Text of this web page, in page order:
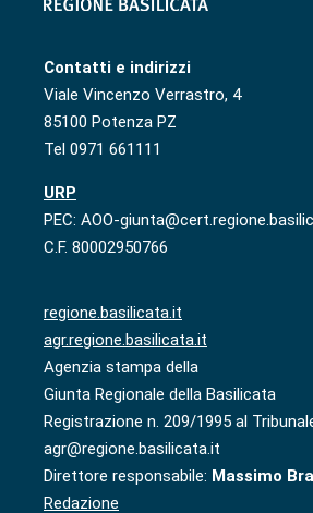
Contatti e indirizzi
Viale Vincenzo Verrastro, 4
85100 Potenza PZ
Tel 0971 661111
URP
PEC: AOO-
C.F. 80002950766
regione.basilicata.it
agr.regione.basilicata.it
Agenzia stampa della
Giunta Regionale della Basilicata
Registrazione n. 209/1995 al
agr@regione.basilicata.it
Direttore responsabile: Massimo
Redazione